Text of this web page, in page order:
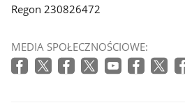
Regon 230826472
MEDIA SPOŁECZNOŚCIOWE: